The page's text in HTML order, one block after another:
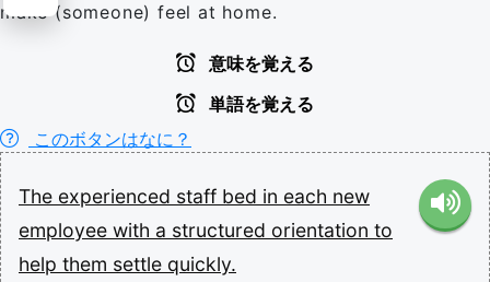
make (someone) feel at home.
意味を覚える
単語を覚える
このボタンはなに？
The experienced staff bed in each new
employee with a structured orientation to
help them settle quickly.